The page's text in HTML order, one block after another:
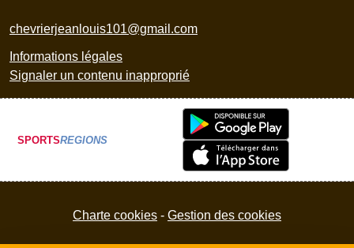
chevrierjeanlouis101@gmail.com
Informations légales
Signaler un contenu inapproprié
SPORTSREGIONS
Charte cookies Gestion des cookies